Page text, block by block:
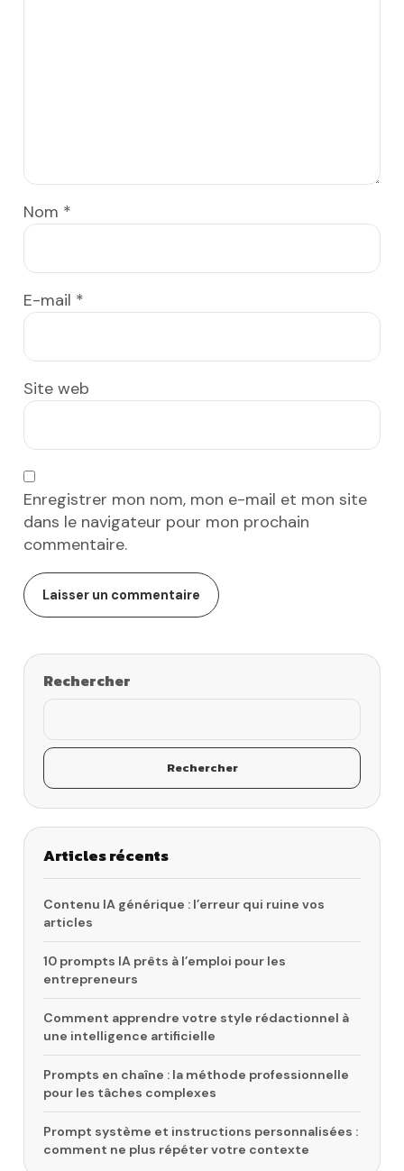
Nom *
E-mail *
Site web
Enregistrer mon nom, mon e-mail et mon site
dans le navigateur pour mon prochain
commentaire.
Rechercher
Rechercher
Articles récents
Contenu IA générique : l’erreur qui ruine vos
articles
10 prompts IA prêts à l’emploi pour les
entrepreneurs
Comment apprendre votre style rédactionnel à
une intelligence artificielle
Prompts en chaîne : la méthode professionnelle
pour les tâches complexes
Prompt système et instructions personnalisées :
comment ne plus répéter votre contexte